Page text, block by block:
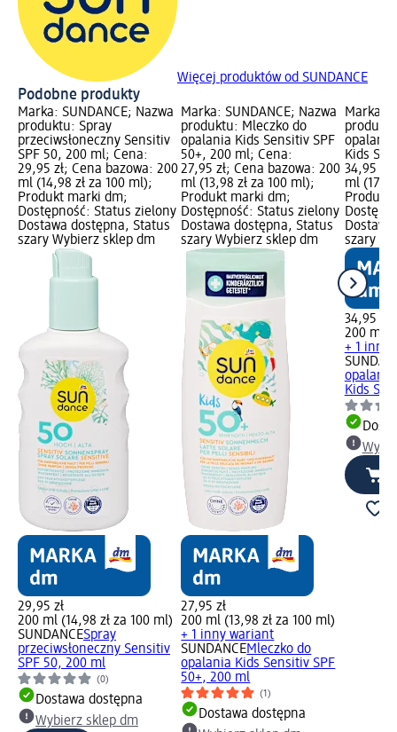
Więcej produktów od SUNDANCE
Podobne produkty
Marka: SUNDANCE; Nazwa
produktu: Spray
przeciwsłoneczny Sensitiv
SPF 50, 200 ml; Cena:
29,95 zł; Cena bazowa: 200
ml (14,98 zł za 100 ml);
Produkt marki dm;
Dostępność: Status zielony
Dostawa dostępna, Status
szary Wybierz sklep dm
29,95 zł
200 ml (14,98 zł za 100 ml)
SUNDANCESpray
przeciwsłoneczny Sensitiv
SPF 50, 200 ml
(0)
Dostawa dostępna
Wybierz sklep dm
Marka: SUNDANCE; Nazwa
produktu: Mleczko do
opalania Kids Sensitiv SPF
50+, 200 ml; Cena:
27,95 zł; Cena bazowa: 200
ml (13,98 zł za 100 ml);
Produkt marki dm;
Dostępność: Status zielony
Dostawa dostępna, Status
szary Wybierz sklep dm
27,95 zł
200 ml (13,98 zł za 100 ml)
+ 1 inny wariant
SUNDANCEMleczko do
opalania Kids Sensitiv SPF
50+, 200 ml
(1)
Dostawa dostępna
Marka:
Kids
34,95
ml
Produkt
szary
34,95 zł
200 ml
+ 1 inny
Kids